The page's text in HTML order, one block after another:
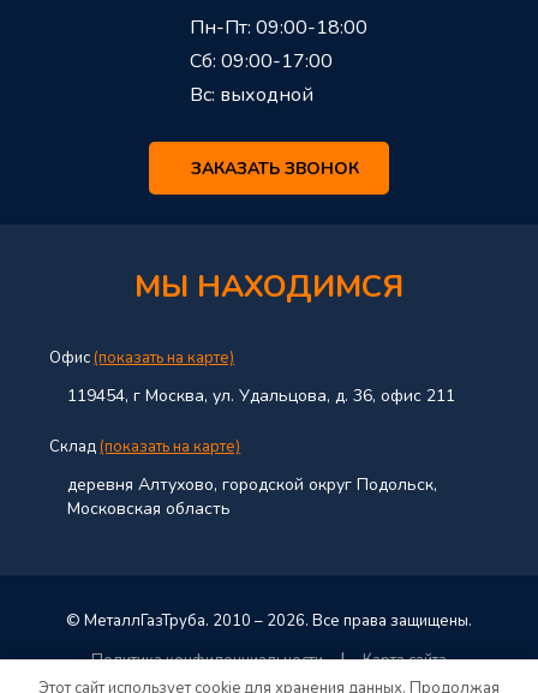
Пн-Пт: 09:00-18:00
Сб: 09:00-17:00
Вс: выходной
ЗАКАЗАТЬ ЗВОНОК
МЫ НАХОДИМСЯ
Офис(показать на карте)
119454, г Москва, ул. Удальцова, д. 36, офис 211
Склад(показать на карте)
деревня Алтухово, городской округ Подольск,
Московская область
© МеталлГазТруба. 2010 – 2026. Все права защищены.
Политика конфиденциальности | Карта сайта
Этот сайт использует cookie для хранения данных. Продолжая